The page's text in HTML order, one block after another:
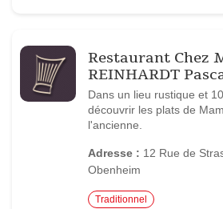
Restaurant Chez
REINHARDT
Dans un lieu rustique et
découvrir les plats de
l'ancienne.
Adresse : 12 Rue de
Obenheim
Traditionnel